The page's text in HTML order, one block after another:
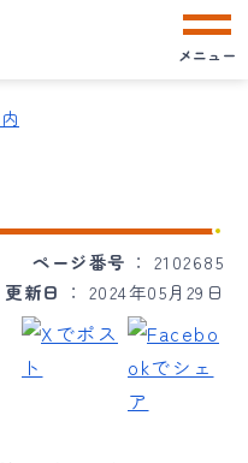
メニュー
ページ番号
2102685
更新日
2024年05月29日